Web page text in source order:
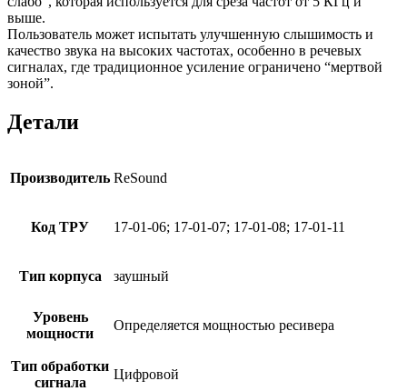
выше.
Пользователь может испытать улучшенную слышимость и
качество звука на высоких частотах, особенно в речевых
сигналах, где традиционное усиление ограничено “мертвой
зоной”.
Детали
Производитель ReSound
Код ТРУ 17-01-06; 17-01-07; 17-01-08; 17-01-11
Тип корпуса заушный
Уровень
мощности
Определяется мощностью ресивера
Тип обработки
сигнала
Цифровой